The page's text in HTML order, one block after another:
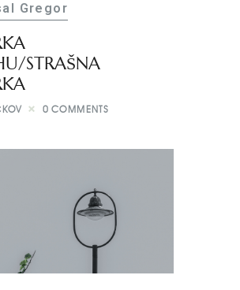
Gregor
STRAŠNA
0 COMMENTS